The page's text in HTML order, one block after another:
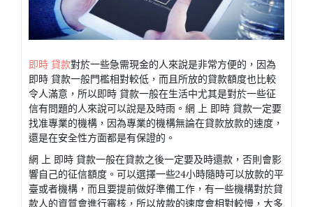
即時 貸款對於一些急需現金的人來說是非常方便的，因為
即時 貸款一般門檻相對較低，而且所放的貸款額度也比較
令人滿意，所以即時 貸款一般在生活中尤其是對於一些征
信有問題的人來說可以說是及時雨。網 上 即時 貸款一定要
找准專業的機構，因為專業的機構無論在貸款放款的速度，
還是在安全性方面都是有保證的。
網 上 即時 貸款一般在貸款之後一定要及時還款，否則會影
響自己的征信額度。可以選擇一些24小時隨時可以放款的平
臺或者機構，而且要提前做好準備工作，有一些機構對於貸
款人的資質會進行審核，所以放款的速度會相對較慢，大多